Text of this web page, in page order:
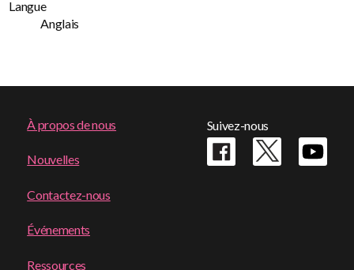
Langue
Anglais
Footer
menu
À propos de nous
Nouvelles
Contactez-nous
Événements
Ressources
Suivez-nous